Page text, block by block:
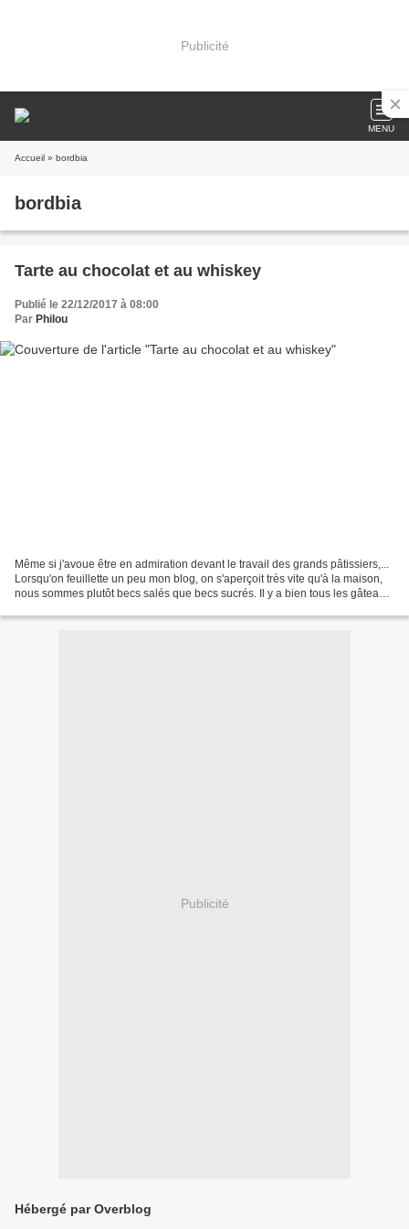
Publicité
MENU
Accueil » bordbia
bordbia
Tarte au chocolat et au whiskey
Publié le 22/12/2017 à 08:00
Par Philou
Même si j'avoue être en admiration devant le travail des grands pâtissiers,...
Lorsqu'on feuillette un peu mon blog, on s'aperçoit très vite qu'à la maison,
nous sommes plutôt becs salés que becs sucrés. Il y a bien tous les gâteaux
Publicité
Hébergé par Overblog